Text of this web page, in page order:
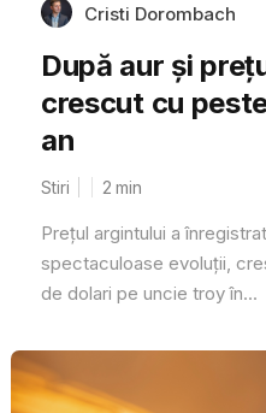
Cristi Dorombach
După aur și
crescut cu
an
Stiri 2 min
Prețul argintului a
spectaculoase evoluții,
de dolari pe uncie troy în...